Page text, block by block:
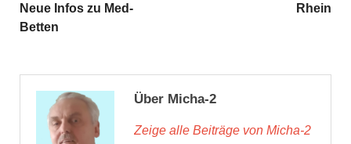
Neue Infos zu Med-
Betten
Rhein
Über Micha-2
Zeige alle Beiträge von Micha-2